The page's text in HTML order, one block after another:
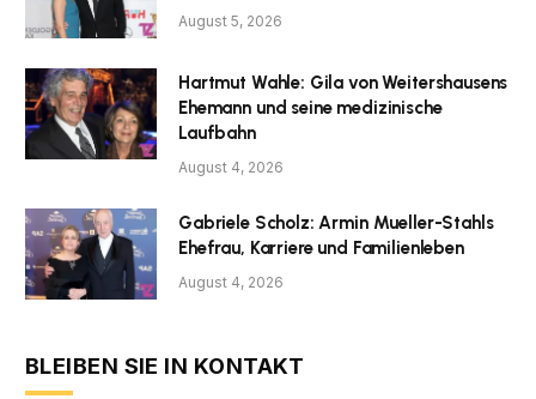
August 5, 2026
Hartmut Wahle: Gila von Weitershausens
Ehemann und seine medizinische
Laufbahn
August 4, 2026
Gabriele Scholz: Armin Mueller-Stahls
Ehefrau, Karriere und Familienleben
August 4, 2026
BLEIBEN SIE IN KONTAKT